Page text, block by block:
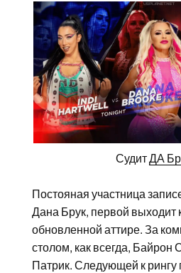
СудитДА
Постояная участница
Дана Брук, первой выходит
обновленной аттире. За
столом, как всегда, Байрон
Патрик. Следующей к рингу